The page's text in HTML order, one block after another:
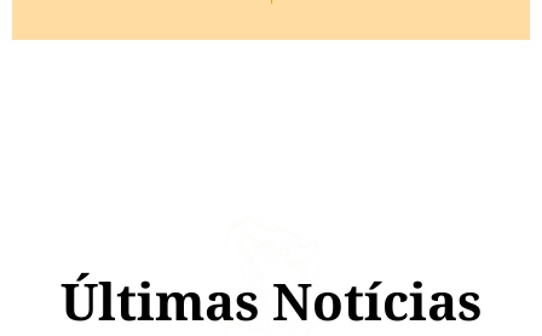
Últimas Notícias